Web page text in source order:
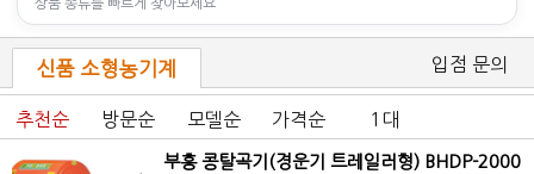
상품 종류를 빠르게 찾아보세요
신품 소형농기계 입점 문의
추천순 방문순 모델순 가격순 1대
부흥 콩탈곡기(경운기 트레일러 형) BHDP-2000